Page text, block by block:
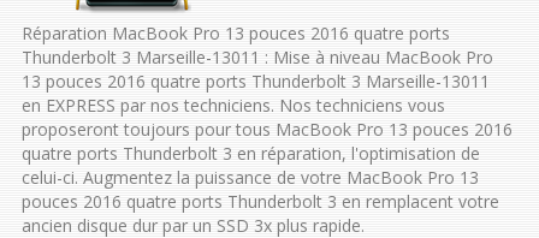
Réparation MacBook Pro 13 pouces 2016 quatre ports
Thunderbolt 3 Marseille-13011 : Mise à niveau MacBook Pro
13 pouces 2016 quatre ports Thunderbolt 3 Marseille-13011
en EXPRESS par nos techniciens. Nos techniciens vous
proposeront toujours pour tous MacBook Pro 13 pouces 2016
quatre ports Thunderbolt 3 en réparation, l'optimisation de
celui-ci. Augmentez la puissance de votre MacBook Pro 13
pouces 2016 quatre ports Thunderbolt 3 en remplacent votre
ancien disque dur par un SSD 3x plus rapide.